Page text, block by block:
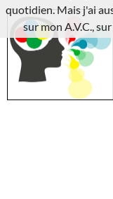
quotidien. Mais j'ai
sur mon A.V.C.,